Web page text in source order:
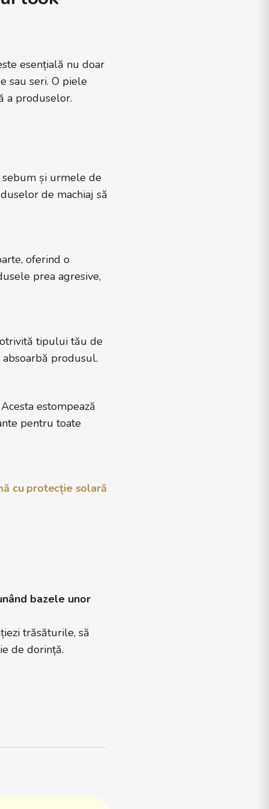
esențială nu doar
sau seri. O piele
a produselor.
și urmele de
de machiaj să
oferind o
prea agresive,
tipului tău de
produsul.
estompează
pentru toate
cu protecție solară
bazele unor
trăsăturile, să
de dorință.